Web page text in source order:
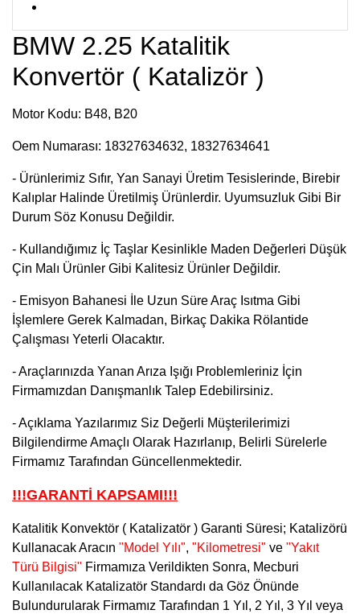
BMW 2.25 Katalitik
Konvertör ( Katalizör )
Motor Kodu: B48, B20
Oem Numarası: 18327634632, 18327634641
- Ürünlerimiz Sıfır, Yan Sanayi Üretim Tesislerinde, Birebir
Kalıplar Halinde Üretilmiş Ürünlerdir. Uyumsuzluk Gibi Bir
Durum Söz Konusu Değildir.
- Kullandığımız İç Taşlar Kesinlikle Maden Değerleri Düşük
Çin Malı Ürünler Gibi Kalitesiz Ürünler Değildir.
- Emisyon Bahanesi İle Uzun Süre Araç Isıtma Gibi
İşlemlere Gerek Kalmadan, Birkaç Dakika Rölantide
Çalışması Yeterli Olacaktır.
- Araçlarınızda Yanan Arıza Işığı Problemleriniz İçin
Firmamızdan Danışmanlık Talep Edebilirsiniz.
- Açıklama Yazılarımız Siz Değerli Müşterilerimizi
Bilgilendirme Amaçlı Olarak Hazırlanıp, Belirli Sürelerle
Firmamız Tarafından Güncellenmektedir.
!!!GARANTİ KAPSAMI!!!
Katalitik Konvektör ( Katalizatör ) Garanti Süresi; Katalizörü
Kullanacak Aracın "Model Yılı", "Kilometresi" ve "Yakıt
Türü Bilgisi" Firmamıza Verildikten Sonra, Mecburi
Kullanılacak Katalizatör Standardı da Göz Önünde
Bulundurularak Firmamız Tarafından 1 Yıl, 2 Yıl, 3 Yıl veya